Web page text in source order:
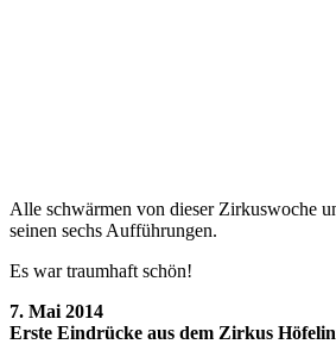
Alle schwärmen von dieser Zirkuswoche
seinen sechs Aufführungen.
Es war traumhaft schön!
7. Mai 2014
Erste Eindrücke aus dem Zirkus